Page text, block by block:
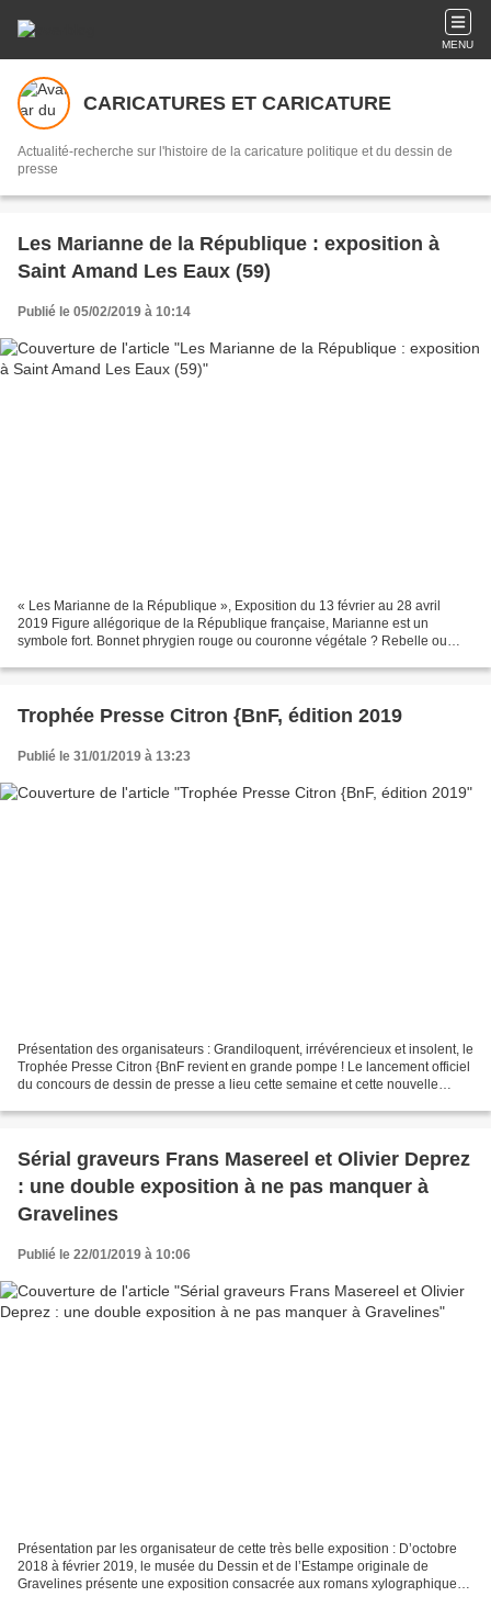
MENU
CARICATURES ET CARICATURE
Actualité-recherche sur l'histoire de la caricature politique et du dessin de
presse
Les Marianne de la République : exposition à
Saint Amand Les Eaux (59)
Publié le 05/02/2019 à 10:14
« Les Marianne de la République », Exposition du 13 février au 28 avril
2019 Figure allégorique de la République française, Marianne est un
symbole fort. Bonnet phrygien rouge ou couronne végétale ? Rebelle ou
Trophée Presse Citron {BnF, édition 2019
Publié le 31/01/2019 à 13:23
Présentation des organisateurs : Grandiloquent, irrévérencieux et insolent, le
Trophée Presse Citron {BnF revient en grande pompe ! Le lancement officiel
du concours de dessin de presse a lieu cette semaine et cette nouvelle
Sérial graveurs Frans Masereel et Olivier Deprez
: une double exposition à ne pas manquer à
Gravelines
Publié le 22/01/2019 à 10:06
Présentation par les organisateur de cette très belle exposition : D’octobre
2018 à février 2019, le musée du Dessin et de l’Estampe originale de
Gravelines présente une exposition consacrée aux romans xylographiques